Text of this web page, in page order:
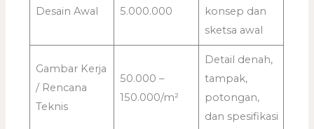
Desain Awal
5.000.000
konsep dan
sketsa awal
Gambar Kerja
/ Rencana
Teknis
50.000 –
150.000/m²
Detail denah,
tampak,
potongan,
dan spesifikasi